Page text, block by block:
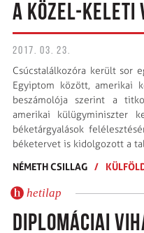
A KÖZEL-KELETI
2017. 03. 23.
Csúcstalálkozóra került sor
Egyiptom között, amerikai
beszámolója szerint a
amerikai külügyminiszter
béketárgyalások
béketervet is kidolgozott a
NÉMETH CSILLAG /
hetilap
DIPLOMÁCIAI